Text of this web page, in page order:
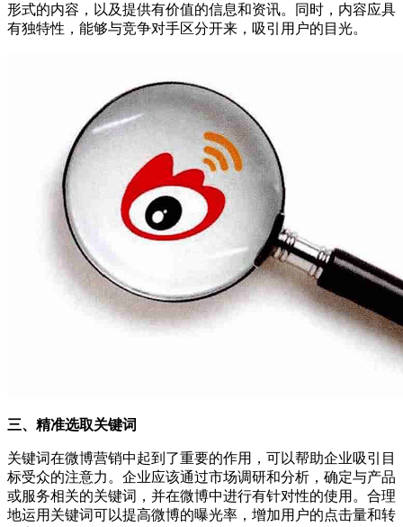
形式的内容，以及提供有价值的信息和资讯。同时，内容应具
有独特性，能够与竞争对手区分开来，吸引用户的目光。
三、精准选取关键词
关键词在微博营销中起到了重要的作用，可以帮助企业吸引目
标受众的注意力。企业应该通过市场调研和分析，确定与产品
或服务相关的关键词，并在微博中进行有针对性的使用。合理
地运用关键词可以提高微博的曝光率，增加用户的点击量和转